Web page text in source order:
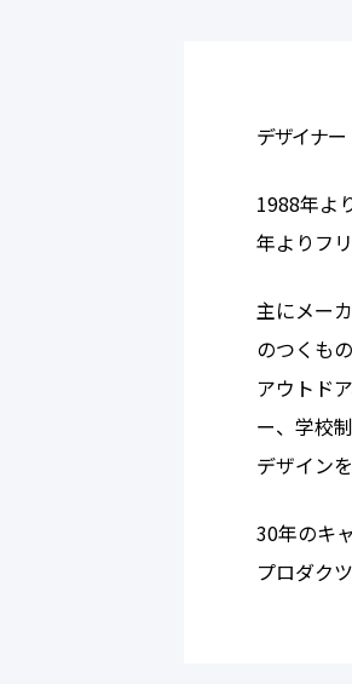
デザイナー
1988年よ
年よりフリ
主にメー
のつくも
アウトド
ー、学校
デザイン
30年のキ
プロダク